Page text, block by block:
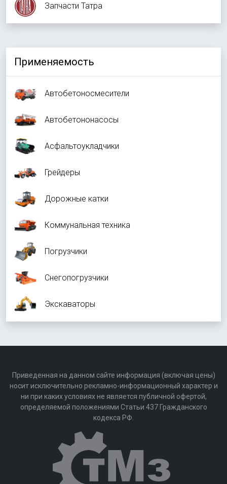
Запчасти Татра
Применяемость
Автобетоносмесители
Автобетононасосы
Асфальтоукладчики
Грейдеры
Дорожные катки
Коммунальная техника
Погрузчики
Снегопогрузчики
Экскаваторы
Приведенная на данном сайте информация (включая цены)
носит исключительно рекламно-информационный характер и
ни при каких условиях не является публичной офертой,
определяемой положениями Статьи 437 Гражданского
кодекса РФ.